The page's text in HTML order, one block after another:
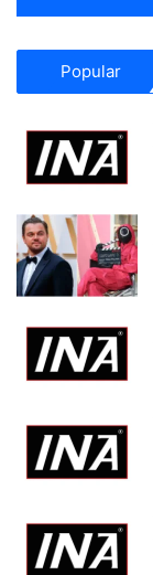
Popular